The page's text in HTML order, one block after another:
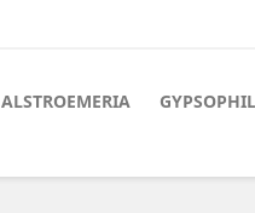
ALSTROEMERIA